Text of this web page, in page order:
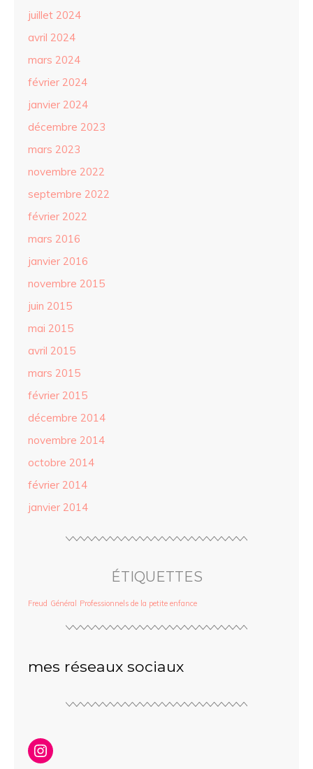
juillet 2024
avril 2024
mars 2024
février 2024
janvier 2024
décembre 2023
mars 2023
novembre 2022
septembre 2022
février 2022
mars 2016
janvier 2016
novembre 2015
juin 2015
mai 2015
avril 2015
mars 2015
février 2015
décembre 2014
novembre 2014
octobre 2014
février 2014
janvier 2014
ÉTIQUETTES
Freud Général Professionnels de la petite enfance
mes réseaux sociaux